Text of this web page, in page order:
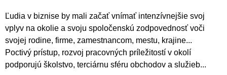
Ľudia v biznise by mali začať vnímať intenzívnejšie svoj
vplyv na okolie a svoju spoločenskú zodpovednosť voči
svojej rodine, firme, zamestnancom, mestu, krajine...
Poctivý prístup, rozvoj pracovných príležitostí v okolí
podporujú školstvo, terciárnu sféru obchodov a služieb...